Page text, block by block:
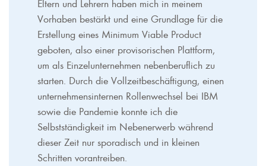
Vorhaben bestärkt und eine Grundlage für die
Erstellung eines Minimum Viable Product
geboten, also einer provisorischen Plattform,
um als Einzelunternehmen nebenberuflich zu
starten. Durch die Vollzeitbeschäftigung, einen
unternehmensinternen Rollenwechsel bei IBM
sowie die Pandemie konnte ich die
Selbstständigkeit im Nebenerwerb während
dieser Zeit nur sporadisch und in kleinen
Schritten vorantreiben.